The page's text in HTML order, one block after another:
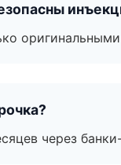
через